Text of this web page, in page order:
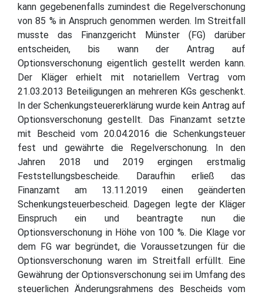
kann gegebenenfalls zumindest die Regelverschonung
von 85 % in Anspruch genommen werden. Im Streitfall
musste das Finanzgericht Münster (FG) darüber
entscheiden, bis wann der Antrag auf
Optionsverschonung eigentlich gestellt werden kann.
Der Kläger erhielt mit notariellem Vertrag vom
21.03.2013 Beteiligungen an mehreren KGs geschenkt.
In der Schenkungsteuererklärung wurde kein Antrag auf
Optionsverschonung gestellt. Das Finanzamt setzte
mit Bescheid vom 20.04.2016 die Schenkungsteuer
fest und gewährte die Regelverschonung. In den
Jahren 2018 und 2019 ergingen erstmalig
Feststellungsbescheide. Daraufhin erließ das
Finanzamt am 13.11.2019 einen geänderten
Schenkungsteuerbescheid. Dagegen legte der Kläger
Einspruch ein und beantragte nun die
Optionsverschonung in Höhe von 100 %. Die Klage vor
dem FG war begründet, die Voraussetzungen für die
Optionsverschonung waren im Streitfall erfüllt. Eine
Gewährung der Optionsverschonung sei im Umfang des
steuerlichen Änderungsrahmens des Bescheids vom